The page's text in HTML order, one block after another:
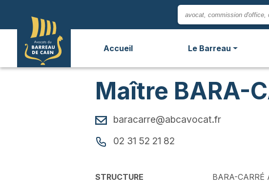
Accueil Le Barreau
Maître BARA-
baracarre@abcavocat.fr
02 31 52 21 82
STRUCTURE BARA-CARRÉ